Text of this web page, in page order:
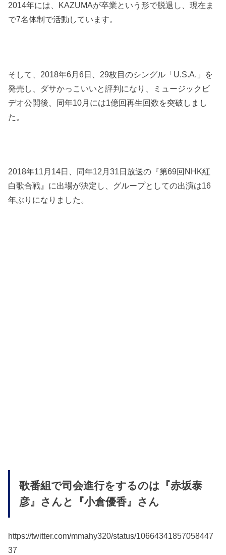
2014年には、KAZUMAが卒業という形で脱退し、現在ま
で7名体制で活動しています。
そして、2018年6月6日、29枚目のシングル「U.S.A.」を
発売し、ダサかっこいいと評判になり、ミュージックビ
デオ公開後、同年10月には1億回再生回数を突破しまし
た。
2018年11月14日、同年12月31日放送の『第69回NHK紅
白歌合戦』に出場が決定し、グループとしての出演は16
年ぶりになりました。
歌番組で司会進行をするのは『赤坂泰
彦』さんと『小倉優香』さん
https://twitter.com/mmahy320/status/10664341857058447
37